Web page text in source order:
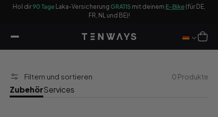
Hol dir90 Tage Laka-Versicherung GRATIS mit deinem E-Bike (für DE,
FR, NL und BE)!
Zubehör Services
Filtern und sortieren 0 Produkte